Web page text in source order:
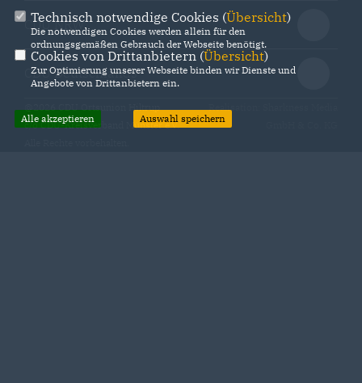
CDU NRW
CDU Deutschlands
@2026 CDU Ortsunion Hiltrup
c/o CDU-Kreisverband Münster e.V.
Realisation: Sharkness Media
Technisch notwendige Cookies (Übersicht)
Die notwendigen Cookies werden allein für den
ordnungsgemäßen Gebrauch der Webseite benötigt.
Cookies von Drittanbietern (Übersicht)
Zur Optimierung unserer Webseite binden wir Dienste und
Angebote von Drittanbietern ein.
Alle akzeptieren Auswahl speichern